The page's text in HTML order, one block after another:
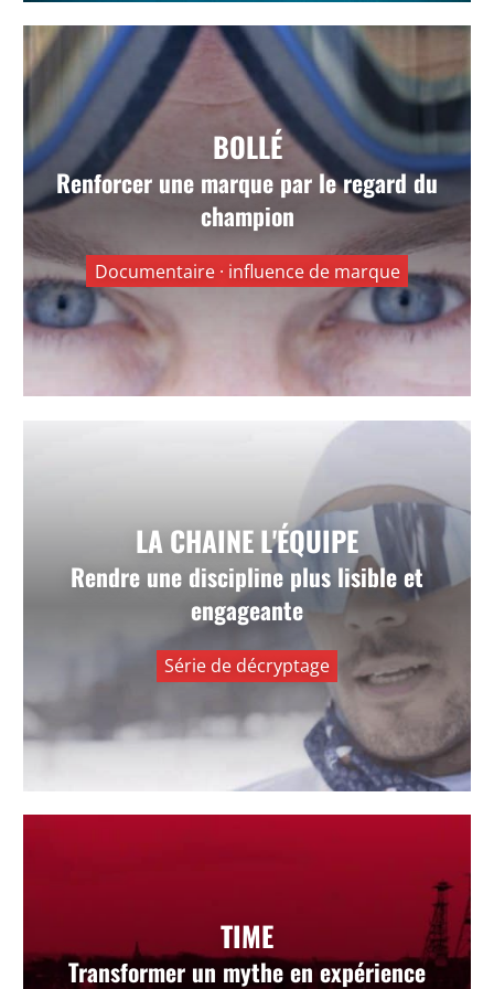
BOLLÉ
Renforcer une marque par le regard du
champion
Documentaire · influence de marque
Bollé — Le regard du champion
Donner de la profondeur à une marque en
révélant la vision, l’exigence et la crédibilité d’un
VOIR +
LA CHAINE L'ÉQUIPE
Rendre une discipline plus lisible et
engageante
Série de décryptage
La Chaîne L’Équipe — On lève le
voile
Créer un format de décryptage pour rendre une
discipline plus accessible, plus vivante et plus
attractive.
TIME
Transformer un mythe en expérience
Time — Faites du mythe votre
réalité